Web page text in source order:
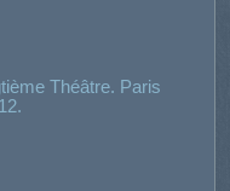
Théâtre. Paris